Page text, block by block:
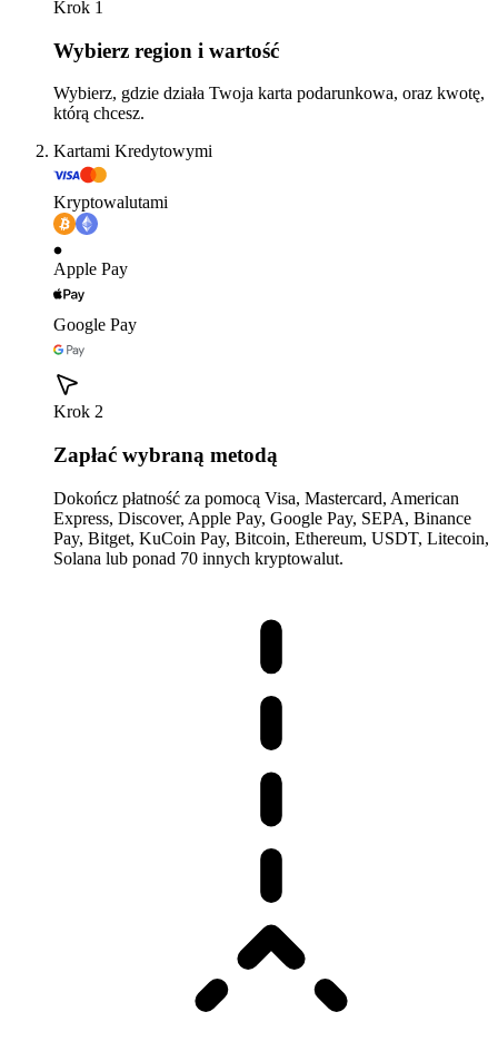
Krok 1
Wybierz region i wartość
Wybierz, gdzie działa Twoja karta podarunkowa, oraz kwotę,
którą chcesz.
Kartami Kredytowymi
Kryptowalutami
Apple Pay
Google Pay
Krok 2
Zapłać wybraną metodą
Dokończ płatność za pomocą Visa, Mastercard, American
Express, Discover, Apple Pay, Google Pay, SEPA, Binance
Pay, Bitget, KuCoin Pay, Bitcoin, Ethereum, USDT, Litecoin,
Solana lub ponad 70 innych kryptowalut.